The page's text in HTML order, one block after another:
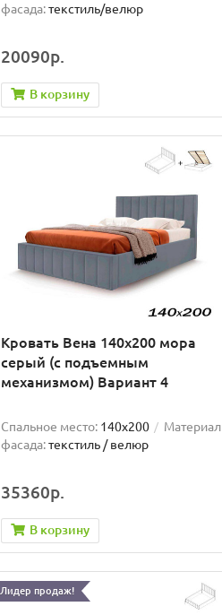
фасада:текстиль/велюр
20090р.
В корзину
Кровать Вена 140х200 мора
серый (с подъемным
механизмом) Вариант 4
Спальное место: 140x200
Материал
фасада:текстиль / велюр
35360р.
В корзину
Лидер продаж!